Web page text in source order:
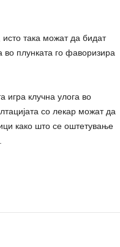
така можат да бидат
во плунката го фаворизира
игра клучна улога во
со лекар можат да
како што се оштетување